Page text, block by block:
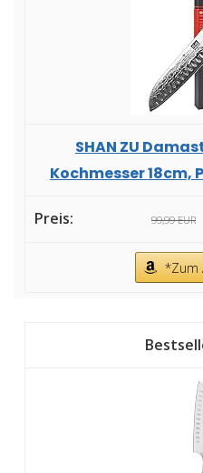
SHAN ZU
Kochmesser 18cm,
99,99 EUR
*Zum